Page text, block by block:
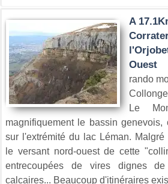
A
Ouest
rando
Le
magnifiquement le bassin
sur l'extrémité du lac Léman. Malgré
le versant nord-ouest de cette
entrecoupées de vires dignes de
calcaires... Beaucoup d'itinéraires